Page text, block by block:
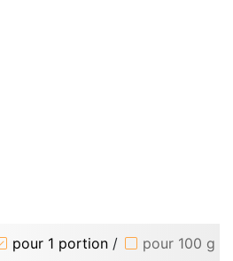
pour 1 portion / pour 100 g